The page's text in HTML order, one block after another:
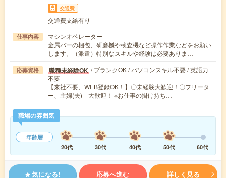
交通費
交通費支給有り
仕事内容
マシンオペレーター
金属バーの梱包、研磨機や検査機など操作作業などをお願い
します。（派遣）特別なスキルや経験は必要ありま…
応募資格 職種未経験OK / ブランクOK / パソコンスキル不要 / 英語力
不要
【来社不要、WEB登録OK！】〇未経験大歓迎！〇フリータ
ー、主婦(夫) 大歓迎！ ※お仕事の掛け持ち…
職場の雰囲気
年齢層
20代
30代 40代 50代 60代
気になる! 応募へ進む 詳しく見る